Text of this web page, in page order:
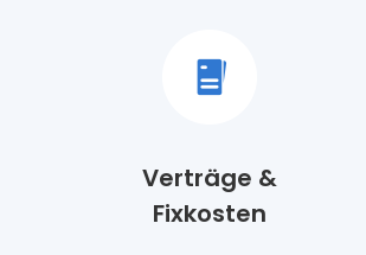
Verträge &
Fixkosten